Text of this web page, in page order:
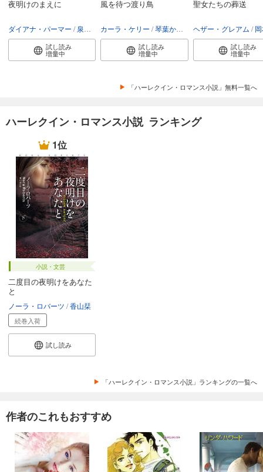
夜明けのまえに
ダイアナ・パーマー 泉智子
試し読み
増量中
風を待つ渡り鳥
カーラ・ケリー 琴葉かいら
試し読み
増量中
聖女たちの葬送
ヘザー・グレアム
試し読み
増量中
「ハーレクイン・ロマンス小説」無料一覧へ
ハーレクイン・ロマンス小説 ランキング
1位
小説・文芸
二度目の夜明けをあなた
と
ノーラ・ロバーツ 香山栞
続巻入荷
試し読み
「ハーレクイン・ロマンス小説」ランキングの一覧へ
作者のこれもおすすめ